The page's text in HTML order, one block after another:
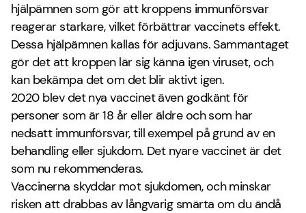
hjälpämnen som gör att kroppens immunförsvar
reagerar starkare, vilket förbättrar vaccinets effekt.
Dessa hjälpämnen kallas för adjuvans. Sammantaget
gör det att kroppen lär sig känna igen viruset, och
kan bekämpa det om det blir aktivt igen.
2020 blev det nya vaccinet även godkänt för
personer som är 18 år eller äldre och som har
nedsatt immunförsvar, till exempel på grund av en
behandling eller sjukdom. Det nyare vaccinet är det
som nu rekommenderas.
Vaccinerna skyddar mot sjukdomen, och minskar
risken att drabbas av långvarig smärta om du ändå